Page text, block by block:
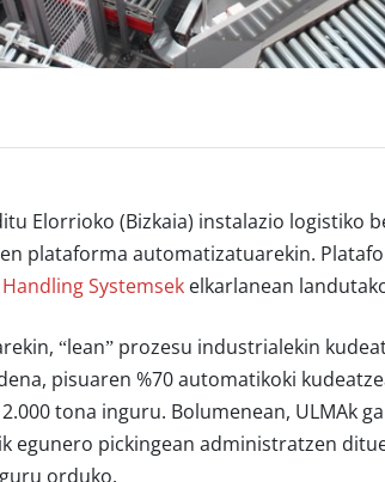
Elorrioko (Bizkaia) instalazio logistiko
plataforma automatizatuarekin.
Handling Systemsek elkarlanean
“lean” prozesu industrialekin
pisuaren %70 automatikoki
tona inguru. Bolumenean, ULMAk
egunero pickingean administratzen
orduko.